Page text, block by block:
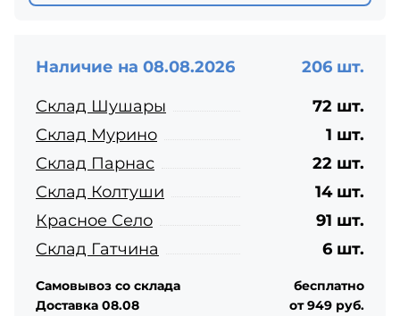
Наличие на 08.08.2026
206 шт.
Склад Шушары
72 шт.
Склад Мурино
1 шт.
Склад Парнас
22 шт.
Склад Колтуши
14 шт.
Красное Село
91 шт.
Склад Гатчина
6 шт.
Самовывоз со склада
бесплатно
Доставка 08.08
от 949 руб.